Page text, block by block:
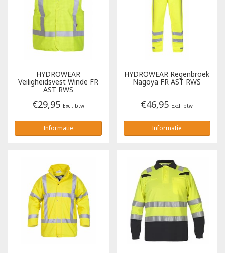
Poloshirts
T-shirts
Classic
DNA-Flex
Thermal
Grisport
Hydrowear
Printer
Safety Jogger
Tranemo
HYDROWEAR
Veiligheidsvest Winde FR
AST RWS
€29,95 Excl. btw
Informatie
HYDROWEAR Regenbroek
Nagoya FR AST RWS
€46,95 Excl. btw
Informatie